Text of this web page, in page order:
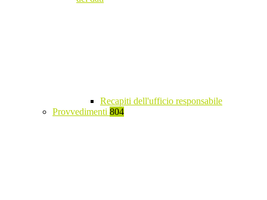
Recapiti dell'ufficio responsabile
Provvedimenti 804